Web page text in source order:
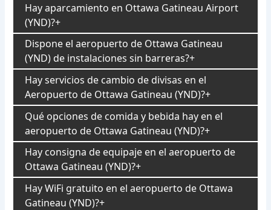
Hay aparcamiento en Ottawa Gatineau Airport
(YND)?
Dispone el aeropuerto de Ottawa Gatineau
(YND) de instalaciones sin barreras?
Hay servicios de cambio de divisas en el
Aeropuerto de Ottawa Gatineau (YND)?
Qué opciones de comida y bebida hay en el
aeropuerto de Ottawa Gatineau (YND)?
Hay consigna de equipaje en el aeropuerto de
Ottawa Gatineau (YND)?
Hay WiFi gratuito en el aeropuerto de Ottawa
Gatineau (YND)?